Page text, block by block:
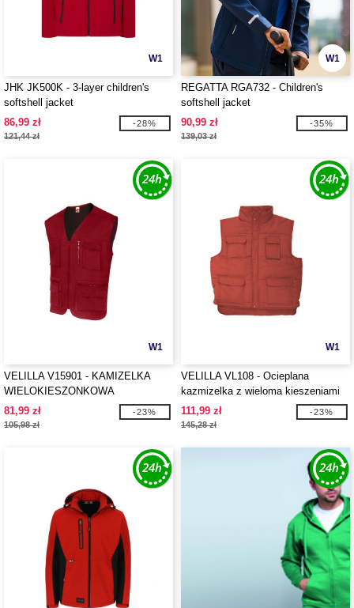
W1
JHK JK500K - 3-layer children's
softshell jacket
86,99 zł
121,44 zł
-28%
W1
REGATTA RGA732 - Children's
softshell jacket
90,99 zł
139,03 zł
-35%
W1
VELILLA V15901 - KAMIZELKA
WIELOKIESZONKOWA
81,99 zł
105,98 zł
-23%
W1
VELILLA VL108 - Ocieplana
kazmizelka z wieloma kieszeniami
111,99 zł
145,28 zł
-23%